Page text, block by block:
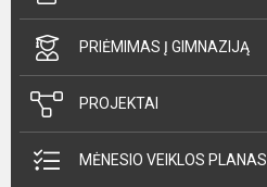
PRIĖMIMAS Į GIMNAZIJĄ
PROJEKTAI
MĖNESIO VEIKLOS PLANAS